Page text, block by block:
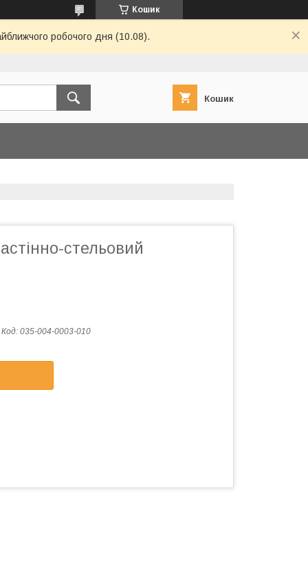
Кошик
робочого дня (10.08).
Кошик
стельовий
Код: 035-004-0003-010